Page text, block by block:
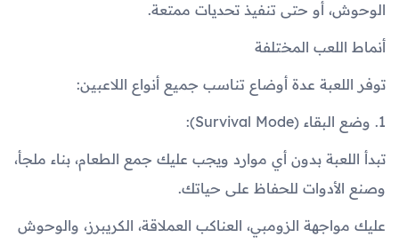
الوحوش، أو حتى تنفيذ تحديات ممتعة.
أنماط اللعب المختلفة
توفر اللعبة عدة أوضاع تناسب جميع أنواع اللاعبين:
1. وضع البقاء (Survival Mode):
تبدأ اللعبة بدون أي موارد ويجب عليك جمع الطعام، بناء ملجأ،
وصنع الأدوات للحفاظ على حياتك.
عليك مواجهة الزومبي، العناكب العملاقة، الكريبرز، والوحوش